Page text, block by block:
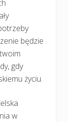
będzie
gdy
życiu.
w